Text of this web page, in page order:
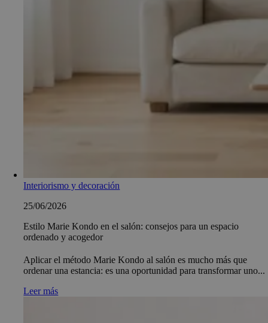
Interiorismo y decoración
25/06/2026
Estilo Marie Kondo en el salón: consejos para un espacio
ordenado y acogedor
Aplicar el método Marie Kondo al salón es mucho más que
ordenar una estancia: es una oportunidad para transformar uno...
Leer más